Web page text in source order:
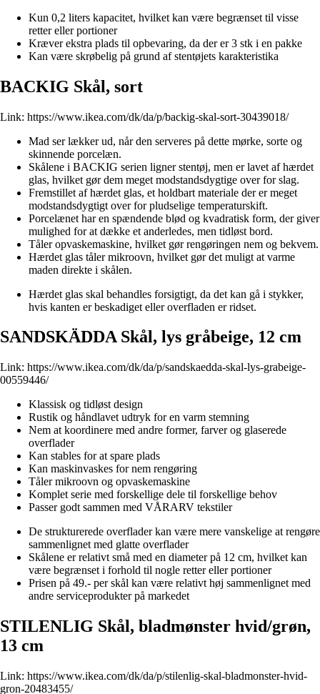
Kun 0,2 liters kapacitet, hvilket kan være begrænset til visse
retter eller portioner
Kræver ekstra plads til opbevaring, da der er 3 stk i en pakke
Kan være skrøbelig på grund af stentøjets karakteristika
BACKIG Skål, sort
Link: https://www.ikea.com/dk/da/p/backig-skal-sort-30439018/
Mad ser lækker ud, når den serveres på dette mørke, sorte og
skinnende porcelæn.
Skålene i BACKIG serien ligner stentøj, men er lavet af hærdet
glas, hvilket gør dem meget modstandsdygtige over for slag.
Fremstillet af hærdet glas, et holdbart materiale der er meget
modstandsdygtigt over for pludselige temperaturskift.
Porcelænet har en spændende blød og kvadratisk form, der giver
mulighed for at dække et anderledes, men tidløst bord.
Tåler opvaskemaskine, hvilket gør rengøringen nem og bekvem.
Hærdet glas tåler mikroovn, hvilket gør det muligt at varme
maden direkte i skålen.
Hærdet glas skal behandles forsigtigt, da det kan gå i stykker,
hvis kanten er beskadiget eller overfladen er ridset.
SANDSKÄDDA Skål, lys gråbeige, 12 cm
Link: https://www.ikea.com/dk/da/p/sandskaedda-skal-lys-grabeige-
00559446/
Klassisk og tidløst design
Rustik og håndlavet udtryk for en varm stemning
Nem at koordinere med andre former, farver og glaserede
overflader
Kan stables for at spare plads
Kan maskinvaskes for nem rengøring
Tåler mikroovn og opvaskemaskine
Komplet serie med forskellige dele til forskellige behov
Passer godt sammen med VÅRARV tekstiler
De strukturerede overflader kan være mere vanskelige at rengøre
sammenlignet med glatte overflader
Skålene er relativt små med en diameter på 12 cm, hvilket kan
være begrænset i forhold til nogle retter eller portioner
Prisen på 49.- per skål kan være relativt høj sammenlignet med
andre serviceprodukter på markedet
STILENLIG Skål, bladmønster hvid/grøn,
13 cm
Link: https://www.ikea.com/dk/da/p/stilenlig-skal-bladmonster-hvid-
gron-20483455/